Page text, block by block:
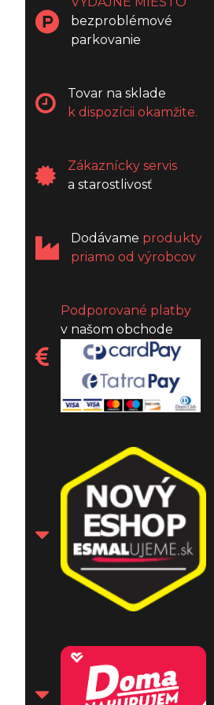
bezproblémové
parkovanie
Tovar na sklade
k dispozícii okamžite.
Zákaznícky servis
a starostlivosť
Dodávame produkty
priamo od výrobcov
Podporované platby
v našom obchode